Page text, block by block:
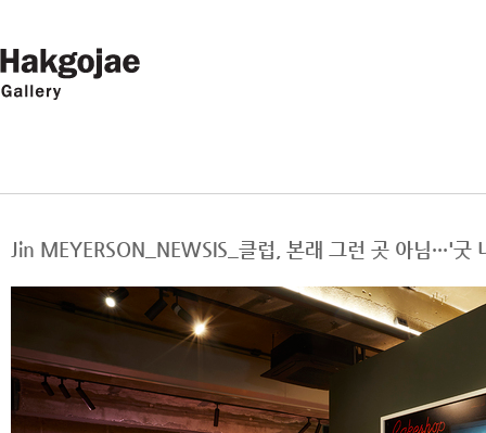
Jin MEYERSON_NEWSIS_클럽, 본래 그런 곳 아님···'굿